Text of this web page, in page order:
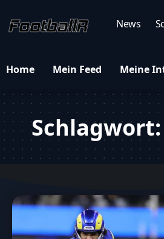
News
Home Mein Feed Meine
Schlagwort: